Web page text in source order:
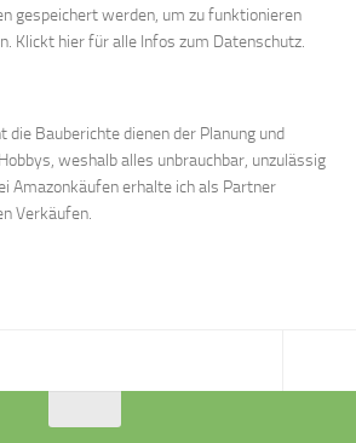
gespeichert werden, um zu funktionieren
Klickt hier für alle Infos zum Datenschutz.
die Bauberichte dienen der Planung und
weshalb alles unbrauchbar, unzulässig
Amazonkäufen erhalte ich als Partner
Verkäufen.